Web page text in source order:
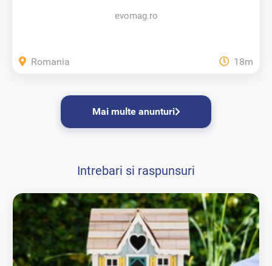
evomag.ro
Romania 18m
Mai multe anunturi
Intrebari si raspunsuri